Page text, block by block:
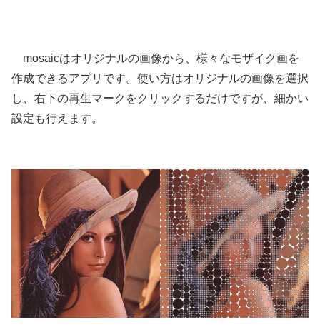
mosaicはオリジナルの画像から、様々なモザイク画を
作成できるアプリです。使い方はオリジナルの画像を選択
し、右下の再生マークをクリックするだけですが、細かい
設定も行えます。